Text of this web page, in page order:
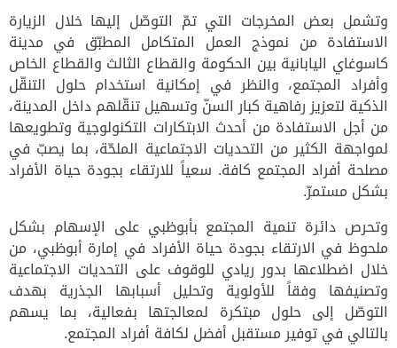
وتشمل بعض المخرجات التي تمّ التوصّل إليها خلال الزيارة
الاستفادة من نموذج العمل المتكامل المطبّق في مدينة
كاسوغاي اليابانية بين الحكومة والقطاع الثالث والقطاع الخاص
وأفراد المجتمع، والنظر في إمكانية استخدام حلول التنقّل
الذكية لتعزيز رفاهية كبار السنّ وتسهيل تنقّلهم داخل المدينة،
من أجل الاستفادة من أحدث الابتكارات التكنولوجية وتطويعها
لمواجهة الكثير من التحديات الاجتماعية الملحّة، بما يصبّ في
مصلحة أفراد المجتمع كافة. سعياً للارتقاء بجودة حياة الأفراد
بشكل مستمرّ.
وتحرص دائرة تنمية المجتمع بأبوظبي على الإسهام بشكل
ملحوظ في الارتقاء بجودة حياة الأفراد في إمارة أبوظبي، من
خلال اضطلاعها بدور ريادي للوقوف على التحديات الاجتماعية
وتصنيفها وفقاً للأولوية وتحليل أسبابها الجذرية بهدف
التوصّل إلى حلول مبتكرة لمعالجتها بفعالية، بما يسهم
بالتالي في توفير مستقبل أفضل لكافة أفراد المجتمع.